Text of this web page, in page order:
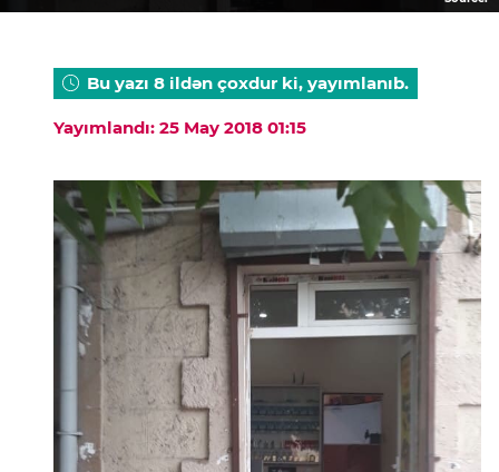
Bu yazı 8 ildən çoxdur ki, yayımlanıb.
Yayımlandı: 25 May 2018 01:15